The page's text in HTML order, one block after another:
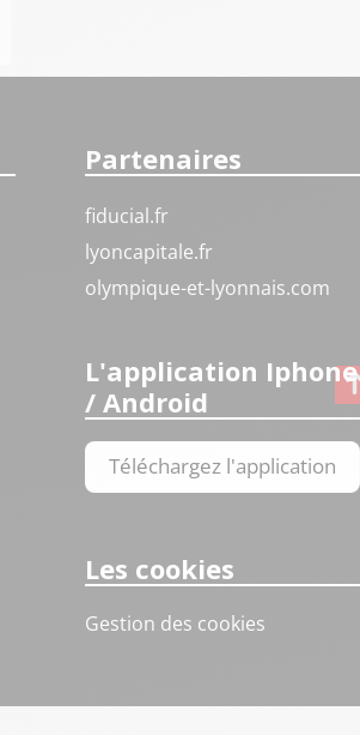
Partenaires
fiducial.fr
lyoncapitale.fr
olympique-et-lyonnais.com
L'application Iphone
/ Android
Téléchargez l'application
Les cookies
Gestion des cookies